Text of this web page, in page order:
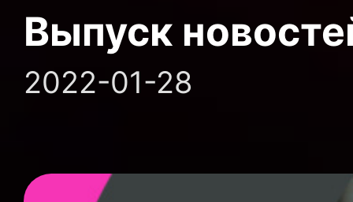
Выпуск
2022-01-28